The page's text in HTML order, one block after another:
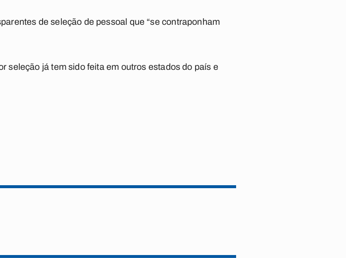
de seleção de pessoal que “se contraponham
seleção já tem sido feita em outros estados do país e